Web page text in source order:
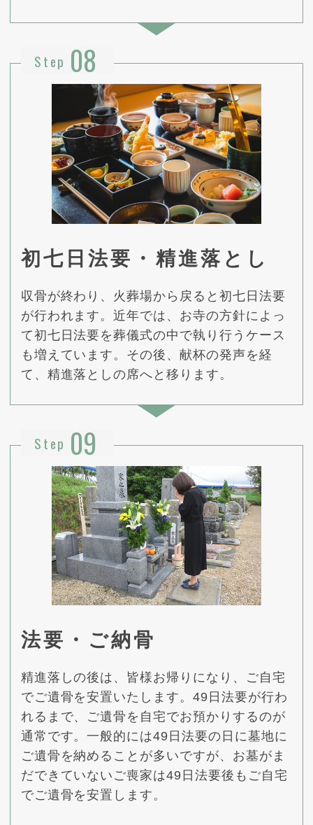
Step 08
初七日法要・精進落とし
収骨が終わり、火葬場から戻ると初七日法要
が行われます。近年では、お寺の方針によっ
て初七日法要を葬儀式の中で執り行うケース
も増えています。その後、献杯の発声を経
て、精進落としの席へと移ります。
Step 09
法要・ご納骨
精進落しの後は、皆様お帰りになり、ご自宅
でご遺骨を安置いたします。49日法要が行わ
れるまで、ご遺骨を自宅でお預かりするのが
通常です。一般的には49日法要の日に墓地に
ご遺骨を納めることが多いですが、お墓がま
だできていないご喪家は49日法要後もご自宅
でご遺骨を安置します。